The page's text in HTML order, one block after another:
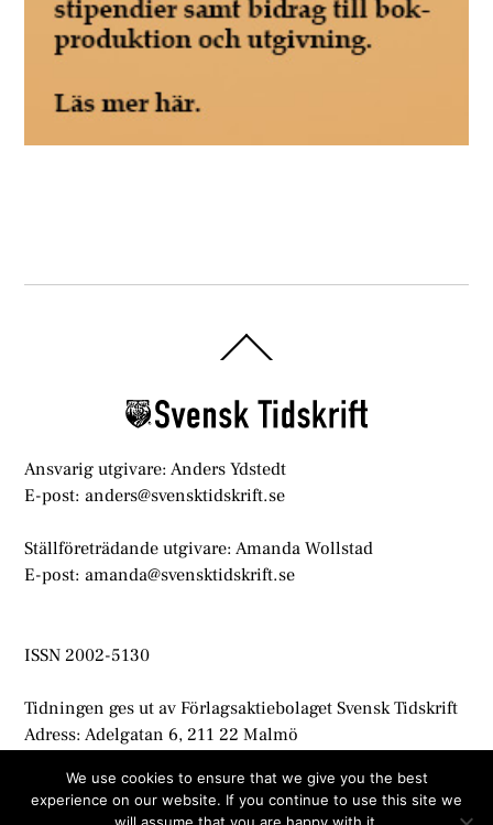
To
Ansvarig utgivare: Anders Ydstedt
E-post: anders@svensktidskrift.se
Ställföreträdande utgivare: Amanda Wollstad
E-post: amanda@svensktidskrift.se
ISSN 2002-5130
Tidningen ges ut av Förlagsaktiebolaget Svensk Tidskrift
Adress: Adelgatan 6, 211 22 Malmö
© Svensk Tidskrift 2021
We use cookies to ensure that we give you the best
experience on our website. If you continue to use this site we